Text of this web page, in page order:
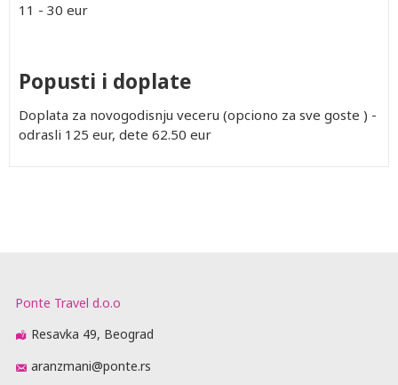
11 - 30 eur
Popusti i doplate
Doplata za novogodisnju veceru (opciono za sve goste ) -
odrasli 125 eur, dete 62.50 eur
Ponte Travel d.o.o
Resavka 49, Beograd
aranzmani@ponte.rs